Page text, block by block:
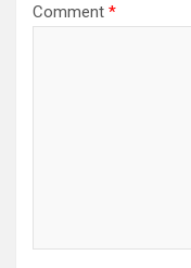
Comment *